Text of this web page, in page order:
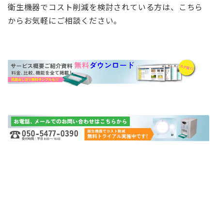
衛生機器でコスト削減を検討されている方は、こちら
からお気軽にご相談ください。